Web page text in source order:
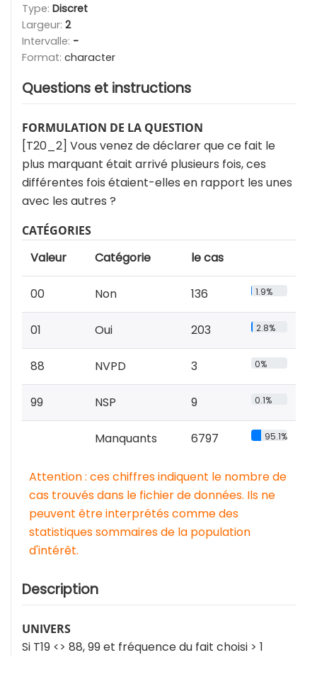
Type: Discret
Largeur: 2
Intervalle: -
Format: character
Questions et instructions
FORMULATION DE LA QUESTION
[T20_2] Vous venez de déclarer que ce fait le
plus marquant était arrivé plusieurs fois, ces
différentes fois étaient-elles en rapport les unes
avec les autres ?
CATÉGORIES
Valeur Catégorie le cas
00 Non 136 1.9%
01 Oui 203 2.8%
88 NVPD 3 0%
99 NSP 9 0.1%
Manquants 6797 95.1%
Attention : ces chiffres indiquent le nombre de
cas trouvés dans le fichier de données. Ils ne
peuvent être interprétés comme des
statistiques sommaires de la population
d'intérêt.
Description
UNIVERS
Si T19 <> 88, 99 et fréquence du fait choisi > 1